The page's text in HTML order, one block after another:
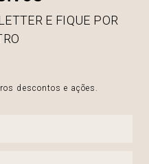
E FIQUE POR
descontos e ações.